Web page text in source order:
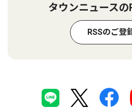
タウンニュースの
RSSのご登